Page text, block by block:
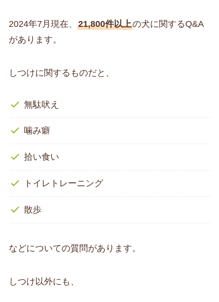
2024年7月現在、 21,800件以上の犬に関するQ&A
があります。
しつけに関するものだと、
無駄吠え
噛み癖
拾い食い
トイレトレーニング
散歩
などについての質問があります。
しつけ以外にも、